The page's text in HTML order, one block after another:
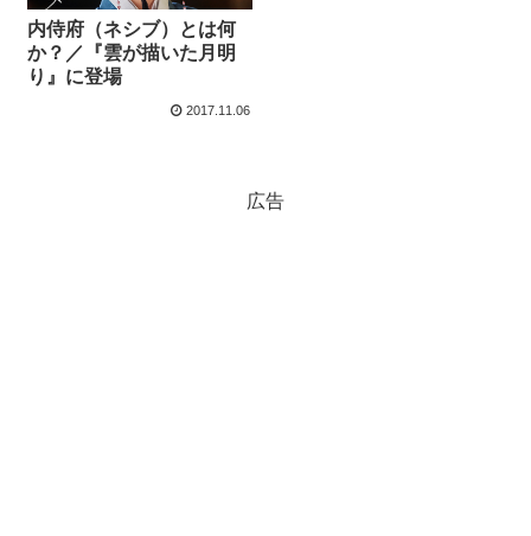
内侍府（ネシブ）とは何
か？／『雲が描いた月明
り』に登場
2017.11.06
広告